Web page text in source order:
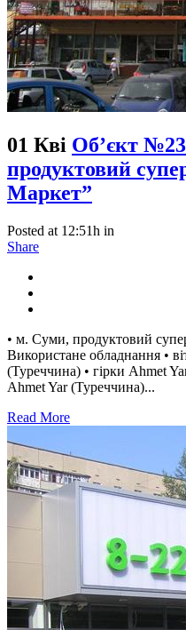
01 Кві Об’єкт
продуктовий
Маркет”
Posted at 12:51h in
Share
• м. Суми, продуктовий
Використане обладнання •
(Туреччина) • гірки Ahmet
Ahmet Yar (Туреччина)...
Read More